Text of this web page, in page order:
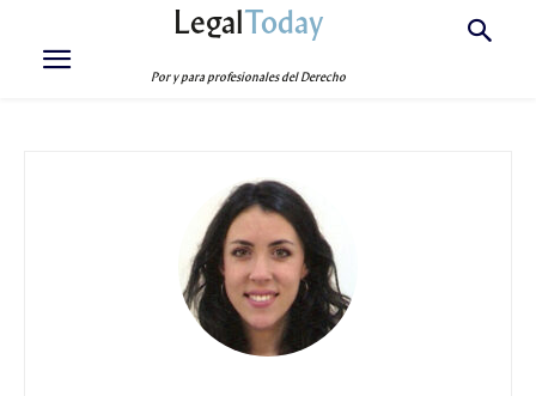
LegalToday
Por y para profesionales del Derecho